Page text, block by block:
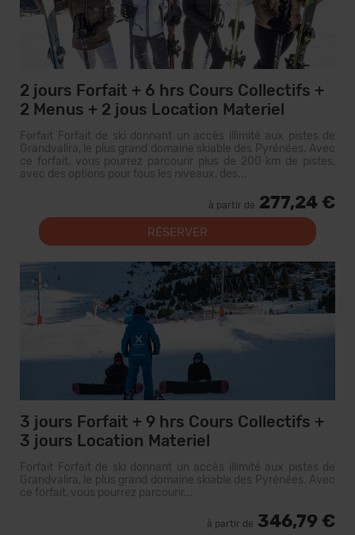
2 jours Forfait + 6 hrs Cours Collectifs +
2 Menus + 2 jous Location Materiel
Forfait Forfait de ski donnant un accès illimité aux pistes de
Grandvalira, le plus grand domaine skiable des Pyrénées. Avec
ce forfait, vous pourrez parcourir plus de 200 km de pistes,
avec des options pour tous les niveaux, des...
à partir de 277,24 €
RÉSERVER
3 jours Forfait + 9 hrs Cours Collectifs +
3 jours Location Materiel
Forfait Forfait de ski donnant un accès illimité aux pistes de
Grandvalira, le plus grand domaine skiable des Pyrénées. Avec
ce forfait, vous pourrez parcourir...
à partir de 346,79 €